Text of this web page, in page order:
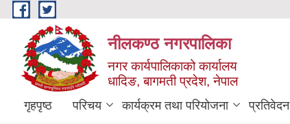
Skip to main content
नीलकण्ठ नगरपालिका
नगर कार्यपालिकाको कार्यालय
धादिङ, बागमती प्रदेश, नेपाल
गृहपृष्ठ परिचय कार्यक्रम तथा परियोजना प्रतिवेदन